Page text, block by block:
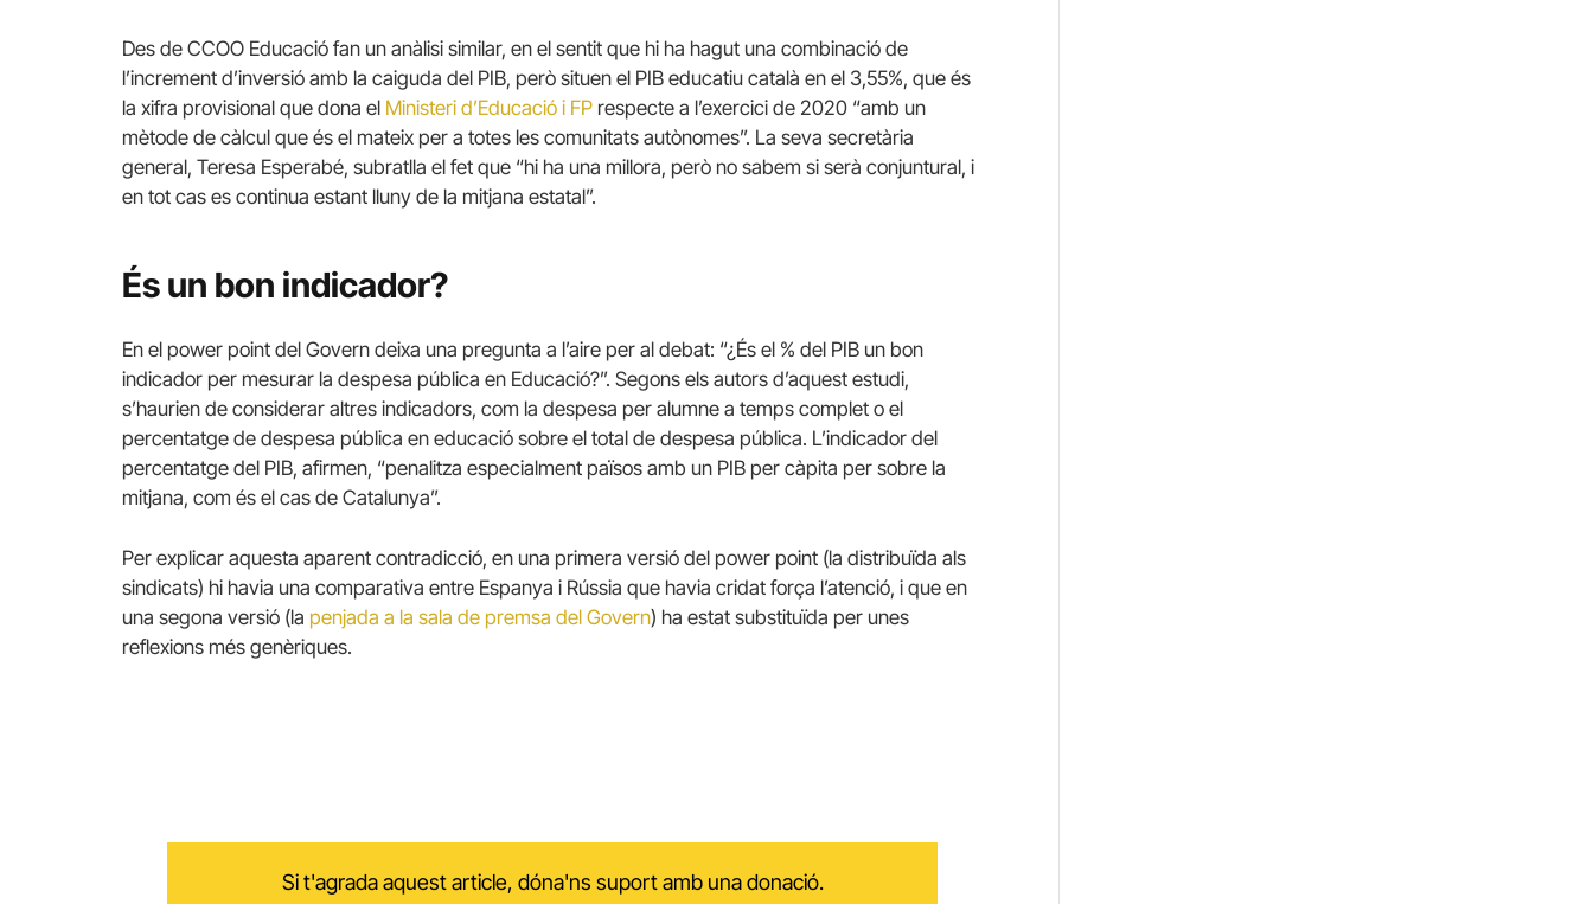
Des de CCOO Educació fan un anàlisi similar, en el sentit que hi ha hagut una combinació de
l’increment d’inversió amb la caiguda del PIB, però situen el PIB educatiu català en el 3,55%, que és
la xifra provisional que dona el Ministeri d’Educació i FP respecte a l’exercici de 2020 “amb un
mètode de càlcul que és el mateix per a totes les comunitats autònomes”. La seva secretària
general, Teresa Esperabé, subratlla el fet que “hi ha una millora, però no sabem si serà conjuntural, i
en tot cas es continua estant lluny de la mitjana estatal”.
És un bon indicador?
En el power point del Govern deixa una pregunta a l’aire per al debat: “¿És el % del PIB un bon
indicador per mesurar la despesa pública en Educació?”. Segons els autors d’aquest estudi,
s’haurien de considerar altres indicadors, com la despesa per alumne a temps complet o el
percentatge de despesa pública en educació sobre el total de despesa pública. L’indicador del
percentatge del PIB, afirmen, “penalitza especialment països amb un PIB per càpita per sobre la
mitjana, com és el cas de Catalunya”.
Per explicar aquesta aparent contradicció, en una primera versió del power point (la distribuïda als
sindicats) hi havia una comparativa entre Espanya i Rússia que havia cridat força l’atenció, i que en
una segona versió (la penjada a la sala de premsa del Govern) ha estat substituïda per unes
reflexions més genèriques.
Si t'agrada aquest article, dóna'ns suport amb una donació.